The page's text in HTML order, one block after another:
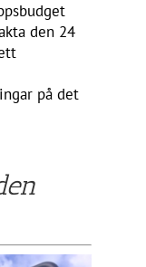
den 24
på det